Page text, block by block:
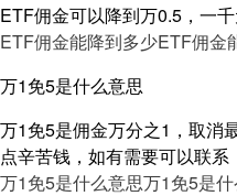
ETF佣金可以降到万0.5，一
ETF佣金能降到多少ETF佣金
万1免5是什么意思
万1免5是佣金万分之1，取消
点辛苦钱，如有需要可以联系
万1免5是什么意思万1免5是